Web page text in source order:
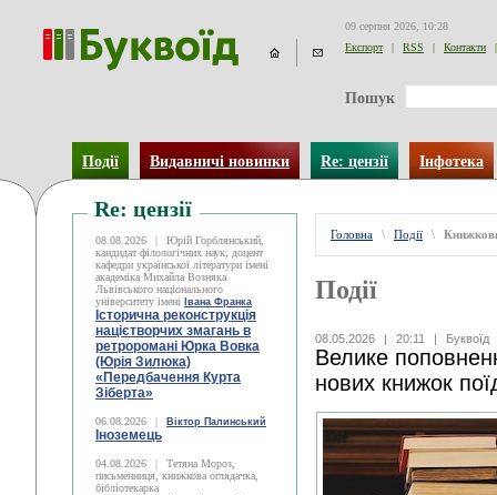
09 серпня 2026, 10:28
Експорт
| RSS | Контакти |
Пошук
Події Видавничі новинки Re: цензії Інфотека
Re: цензії
08.08.2026 |
Юрій Горблянський,
кандидат філологічних наук, доцент
кафедри української літератури імені
академіка Михайла Возняка
Львівського національного
університету імені
Івана Франка
Історична реконструкція
націєтворчих змагань в
ретроромані Юрка Вовка
(Юрія Зилюка)
«Передбачення Курта
Зіберта»
06.08.2026 | Віктор Палинський
Іноземець
04.08.2026 |
Тетяна Мороз,
письменниця, книжкова оглядачка,
бібліотекарка
Головна \ Події \
Події
08.05.2026 | 20:11 | Буквоїд
Велике
нових книжок